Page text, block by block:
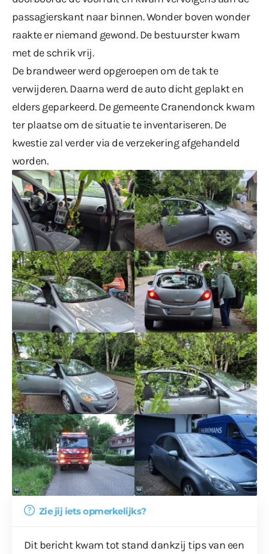
passagierskant naar binnen. Wonder boven wonder
raakte er niemand gewond. De bestuurster kwam
met de schrik vrij.
De brandweer werd opgeroepen om de tak te
verwijderen. Daarna werd de auto dicht geplakt en
elders geparkeerd. De gemeente Cranendonck kwam
ter plaatse om de situatie te inventariseren. De
kwestie zal verder via de verzekering afgehandeld
worden.
Zie jij iets opmerkelijks?
Dit bericht kwam tot stand dankzij tips van een